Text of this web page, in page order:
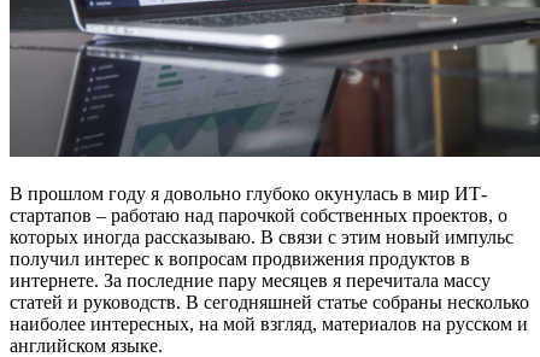
В прошлом году я довольно глубоко окунулась в мир ИТ-
стартапов – работаю над парочкой собственных проектов, о
которых иногда рассказываю. В связи с этим новый импульс
получил интерес к вопросам продвижения продуктов в
интернете. За последние пару месяцев я перечитала массу
статей и руководств. В сегодняшней статье собраны несколько
наиболее интересных, на мой взгляд, материалов на русском и
английском языке.